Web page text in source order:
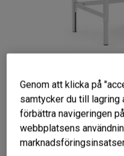
Stryktålig laminatskiva
Manuellt justerbar höjd
Genom att klicka på
samtycker du till lagring
förbättra navigeringen
webbplatsens